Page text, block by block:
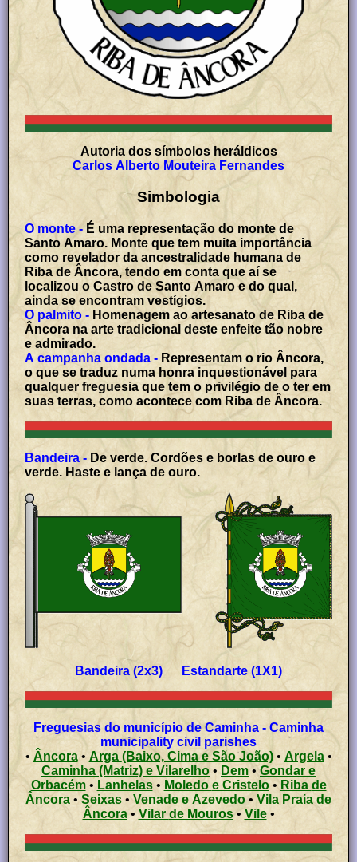
Autoria dos símbolos heráldicos
Carlos Alberto Mouteira Fernandes
Simbologia
O monte -É uma representação do monte de
Santo Amaro. Monte que tem muita importância
como revelador da ancestralidade humana de
Riba de Âncora, tendo em conta que aí se
localizou o Castro de Santo Amaro e do qual,
ainda se encontram vestígios.
O palmito - Homenagem ao artesanato de Riba de
Âncora na arte tradicional deste enfeite tão nobre
e admirado.
A campanha ondada - Representam o rio Âncora,
o que se traduz numa honra inquestionável para
qualquer freguesia que tem o privilégio de o ter em
suas terras, como acontece com Riba de Âncora.
Bandeira - De verde. Cordões e borlas de ouro e
verde. Haste e lança de ouro.
Bandeira (2x3) Estandarte (1X1)
Freguesias do município de Caminha - Caminha
municipality civil parishes
• Âncora• Arga (Baixo, Cima e São João)• Argela•
Caminha (Matriz) e Vilarelho • Dem •Gondar e
Orbacém• Lanhelas• Moledo e Cristelo• Riba de
Âncora • Seixas • Venade e Azevedo• Vila Praia de
Âncora• Vilar de Mouros• Vile•